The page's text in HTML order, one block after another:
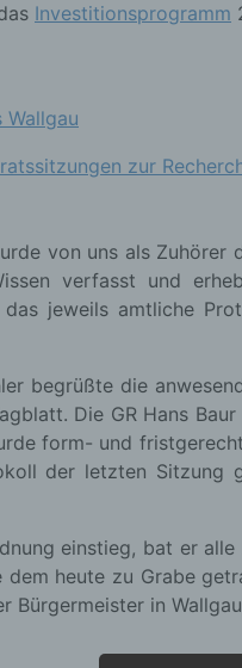
Investitionsprogramm
Wallgau
zur
von uns als Zuhörer
verfasst und
jeweils amtliche
begrüßte die
Die GR Hans
form- und
der letzten Sitzung
einstieg, bat er
dem heute zu Grabe
Bürgermeister in